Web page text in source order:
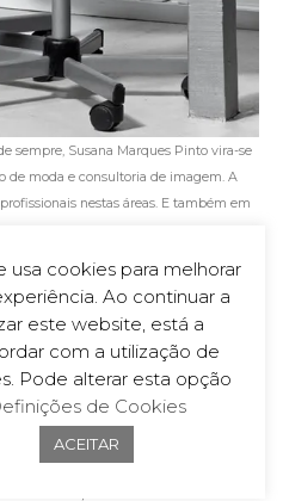
sempre, Susana Marques Pinto vira-se
de moda e consultoria de imagem. A
nestas áreas. E também em
PRIVACIDADE
material on this website is
usa cookies para melhorar
Ao continuar a
este website, está a
com a utilização de
Pode alterar esta opção
de Cookies
ACEITAR